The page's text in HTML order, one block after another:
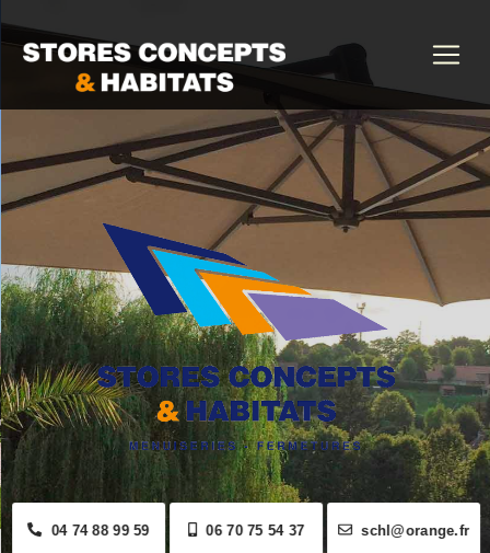
04 74 88 99 59 06 70 75 54 37 schl@orange.fr